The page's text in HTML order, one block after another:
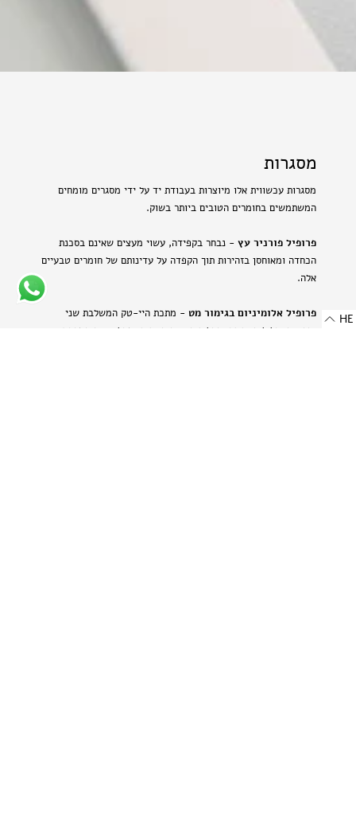
מסגרות
מסגרות עכשווית אלו מיוצרות בעבודת יד על ידי מסגרים מומחים
המשתמשים בחומרים הטובים ביותר בשוק.
פרופיל פורניר עץ - נבחר בקפידה, עשוי מעצים שאינם בסכנת
הכחדה ומאוחסן בזהירות תוך הקפדה על עדינותם של חומרים טבעיים
אלה.
פרופיל אלומיניום בגימור מט - מתכת היי-טק המשלבת שני
יתרונות: קלילות וחוזק. תהליך הייצור הייחודי מבליט את המרקם
HE